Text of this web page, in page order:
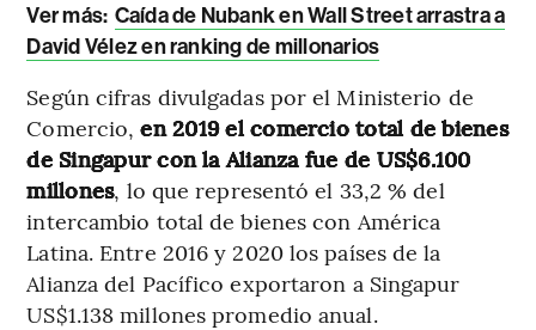
Ver más: Caída de Nubank en Wall Street arrastra a
David Vélez en ranking de millonarios
Según cifras divulgadas por el Ministerio de
Comercio,en 2019 el comercio total de bienes
de Singapur con la Alianza fue de US$6.100
millones, lo que representó el 33,2 % del
intercambio total de bienes con América
Latina. Entre 2016 y 2020 los países de la
Alianza del Pacífico exportaron a Singapur
US$1.138 millones promedio anual.